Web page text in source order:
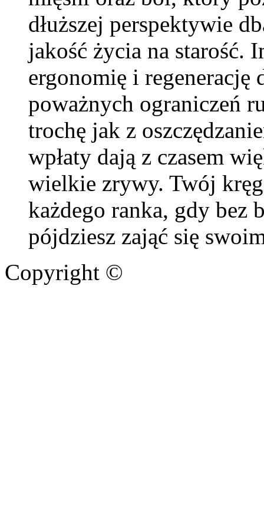
dłuższej perspektywie
jakość życia na starość.
ergonomię i
poważnych ograniczeń
trochę jak z
wpłaty dają z czasem
wielkie zrywy. Twój
każdego ranka, gdy bez
pójdziesz zająć się
Copyright ©